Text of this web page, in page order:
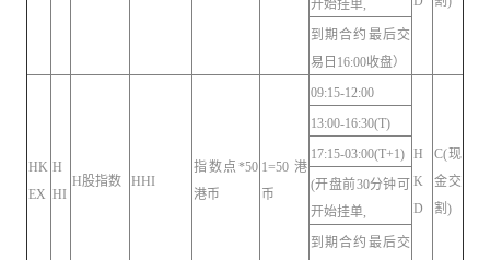
开始挂单,
到期合约最后交
易日16:00收盘）
HK
EX
H
HI
H股指数 HHI
指数点*50
港币
1=50港
币
09:15-12:00
H
K
D
C(现
金交
割)
13:00-16:30(T)
17:15-03:00(T+1)
(开盘前30分钟可
开始挂单,
到期合约最后交